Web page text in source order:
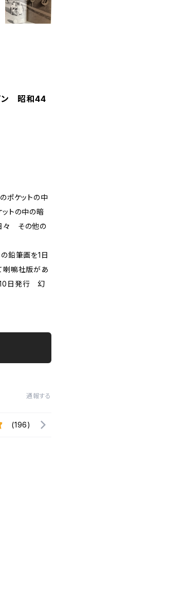
ン 昭和44
ポケットの中
トの中の暗
々 その他の
鉛筆画を1日
喇嘛社版があ
10日発行 幻
通報する
(196)